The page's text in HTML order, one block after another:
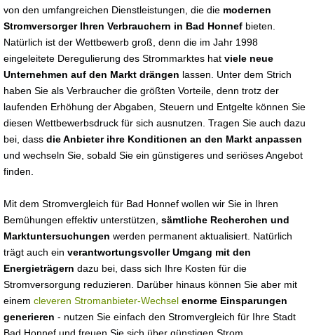
von den umfangreichen Dienstleistungen, die die modernen
Stromversorger Ihren Verbrauchern in Bad Honnef bieten.
Natürlich ist der Wettbewerb groß, denn die im Jahr 1998
eingeleitete Deregulierung des Strommarktes hat viele neue
Unternehmen auf den Markt drängen lassen. Unter dem Strich
haben Sie als Verbraucher die größten Vorteile, denn trotz der
laufenden Erhöhung der Abgaben, Steuern und Entgelte können Sie
diesen Wettbewerbsdruck für sich ausnutzen. Tragen Sie auch dazu
bei, dass die Anbieter ihre Konditionen an den Markt anpassen
und wechseln Sie, sobald Sie ein günstigeres und seriöses Angebot
finden.
Mit dem Stromvergleich für Bad Honnef wollen wir Sie in Ihren
Bemühungen effektiv unterstützen, sämtliche Recherchen und
Marktuntersuchungen werden permanent aktualisiert. Natürlich
trägt auch ein verantwortungsvoller Umgang mit den
Energieträgern dazu bei, dass sich Ihre Kosten für die
Stromversorgung reduzieren. Darüber hinaus können Sie aber mit
einem cleveren Stromanbieter-Wechsel enorme Einsparungen
generieren - nutzen Sie einfach den Stromvergleich für Ihre Stadt